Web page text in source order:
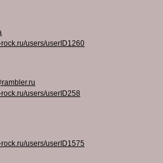
users/userID1260
users/userID258
users/userID1575